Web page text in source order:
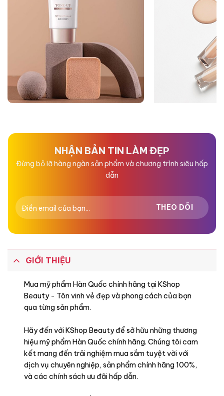
NHẬN BẢN TIN LÀM ĐẸP
Đừng bỏ lỡ hàng ngàn sản phẩm và chương trình siêu hấp
dẫn
GIỚI THIỆU
Mua mỹ phẩm Hàn Quốc chính hãng tại KShop
Beauty - Tôn vinh vẻ đẹp và phong cách của bạn
qua từng sản phẩm.
Hãy đến với KShop Beauty để sở hữu những thương
hiệu mỹ phẩm Hàn Quốc chính hãng. Chúng tôi cam
kết mang đến trải nghiệm mua sắm tuyệt vời với
dịch vụ chuyên nghiệp, sản phẩm chính hãng 100%,
và các chính sách ưu đãi hấp dẫn.